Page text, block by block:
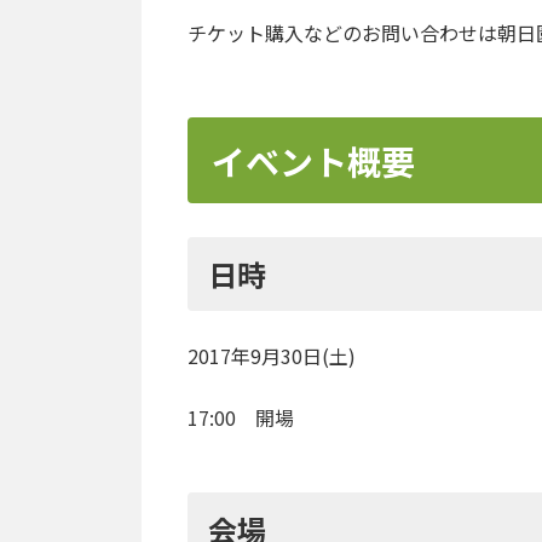
チケット購入などのお問い合わせは朝
イベント概要
日時
2017年9月30日(土)
17:00 開場
会場